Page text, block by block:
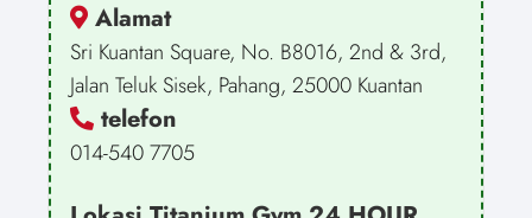
Alamat
Sri Kuantan Square, No. B8016, 2nd & 3rd,
Jalan Teluk Sisek, Pahang, 25000 Kuantan
telefon
014-540 7705